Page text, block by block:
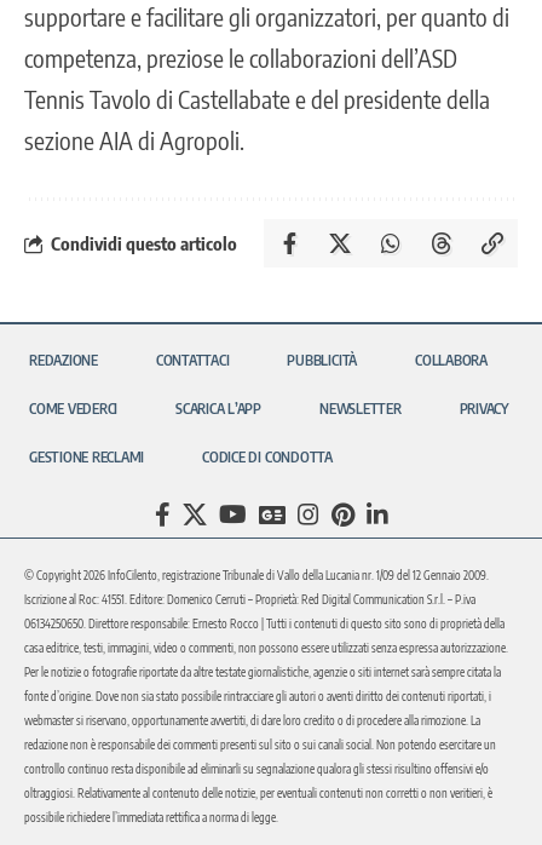
supportare e facilitare gli organizzatori, per quanto di
competenza, preziose le collaborazioni dell’ASD
Tennis Tavolo di Castellabate e del presidente della
sezione AIA di Agropoli.
Condividi questo articolo
REDAZIONE CONTATTACI PUBBLICITÀ COLLABORA
COME VEDERCI SCARICA L’APP NEWSLETTER PRIVACY
GESTIONE RECLAMI CODICE DI CONDOTTA
© Copyright 2026 InfoCilento, registrazione Tribunale di Vallo della Lucania nr. 1/09 del 12 Gennaio 2009.
Iscrizione al Roc: 41551. Editore: Domenico Cerruti – Proprietà: Red Digital Communication S.r.l. – P.iva
06134250650. Direttore responsabile: Ernesto Rocco | Tutti i contenuti di questo sito sono di proprietà della
casa editrice, testi, immagini, video o commenti, non possono essere utilizzati senza espressa autorizzazione.
Per le notizie o fotografie riportate da altre testate giornalistiche, agenzie o siti internet sarà sempre citata la
fonte d’origine. Dove non sia stato possibile rintracciare gli autori o aventi diritto dei contenuti riportati, i
webmaster si riservano, opportunamente avvertiti, di dare loro credito o di procedere alla rimozione. La
redazione non è responsabile dei commenti presenti sul sito o sui canali social. Non potendo esercitare un
controllo continuo resta disponibile ad eliminarli su segnalazione qualora gli stessi risultino offensivi e/o
oltraggiosi. Relativamente al contenuto delle notizie, per eventuali contenuti non corretti o non veritieri, è
possibile richiedere l’immediata rettifica a norma di legge.